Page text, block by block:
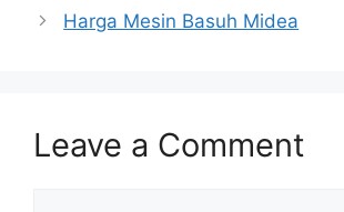
Harga Mesin Basuh Midea
Leave a Comment